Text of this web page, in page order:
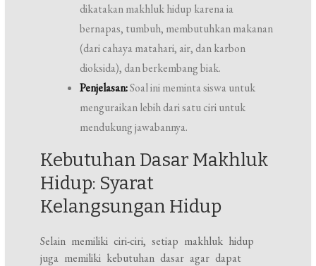
dikatakan makhluk hidup karena ia
bernapas, tumbuh, membutuhkan makanan
(dari cahaya matahari, air, dan karbon
dioksida), dan berkembang biak.
Penjelasan:Soal ini meminta siswa untuk
menguraikan lebih dari satu ciri untuk
mendukung jawabannya.
Kebutuhan Dasar Makhluk
Hidup: Syarat
Kelangsungan Hidup
Selain memiliki ciri-ciri, setiap makhluk hidup
juga memiliki kebutuhan dasar agar dapat